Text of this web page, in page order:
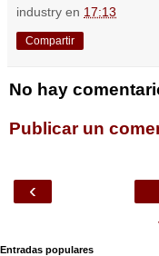
industry en 17:13
Compartir
No hay
Publicar un
‹
Entradas populares